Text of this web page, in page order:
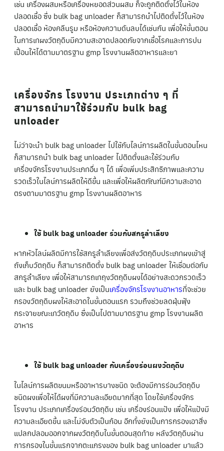
เช่น เครื่องผสมหรือเครื่องหยอดส่วนผสม ก็จะถูกติดตั้งไว้ในห้อง
ปลอดเชื้อ ซึ่ง bulk bag unloader ก็สามารถนำไปติดตั้งไว้ในห้อง
ปลอดเชื้อ ห้องคลีนรูม หรือห้องความดันลบได้เช่นกัน เพื่อให้ขั้นตอน
ในการเทผงวัตถุดิบมีความสะอาดปลอดภัยจากเชื้อโรคและการปน
เปื้อนให้ได้ตามมาตรฐาน gmp โรงงานผลิตอาหารและยา
เครื่องจักร โรงงาน ประเภทต่าง ๆ ที่
สามารถนำมาใช้ร่วมกับ bulk bag
unloader
ไม่ว่าจะนำ bulk bag unloader ไปใช้กับไลน์การผลิตในขั้นตอนไหน
ก็สามารถนำ bulk bag unloader ไปติดตั้งและใช้ร่วมกับ
เครื่องจักรโรงงานประเภทอื่น ๆ ได้ เพื่อเพิ่มประสิทธิภาพและความ
รวดเร็วในไลน์การผลิตให้ดีขึ้น และเพื่อให้ผลิตภัณฑ์มีความสะอาด
ตรงตามมาตรฐาน gmp โรงงานผลิตอาหาร
ใช้ bulk bag unloader ร่วมกับสกรูลำเลียง
หากหัวไลน์ผลิตมีการใช้สกรูลำเลียงเพื่อส่งวัตถุดิบประเภทผงเข้าสู่
ถังเก็บวัตถุดิบ ก็สามารถติดตั้ง bulk bag unloader ให้เชื่อมต่อกับ
สกรูลำเลียง เพื่อให้สามารถเทถุงวัตถุดิบผงได้อย่างสะดวกรวดเร็ว
และ bulk bag unloader ยังเป็นเครื่องจักรโรงงานอาหารที่จะช่วย
กรองวัตถุดิบผงให้สะอาดในขั้นตอนแรก รวมถึงช่วยลดฝุ่นฟุ้ง
กระจายขณะเทวัตถุดิบ ซึ่งเป็นไปตามมาตรฐาน gmp โรงงานผลิต
อาหาร
ใช้ bulk bag unloader กับเครื่องร่อนผงวัตถุดิบ
ในไลน์การผลิตขนมหรืออาหารบางชนิด จะต้องมีการร่อนวัตถุดิบ
ชนิดผงเพื่อให้ได้ผงที่มีความละเอียดมากที่สุด โดยใช้เครื่องจักร
โรงงาน ประเภทเครื่องร่อนวัตถุดิบ เช่น เครื่องร่อนแป้ง เพื่อให้แป้งมี
ความละเอียดขึ้น และไม่จับตัวเป็นก้อน อีกทั้งยังเป็นการกรองเอาสิ่ง
แปลกปลอมออกจากผงวัตถุดิบในขั้นตอนสุดท้าย หลังวัตถุดิบผ่าน
การกรองในขั้นแรกจากตะแกรงของ bulk bag unloader มาแล้ว